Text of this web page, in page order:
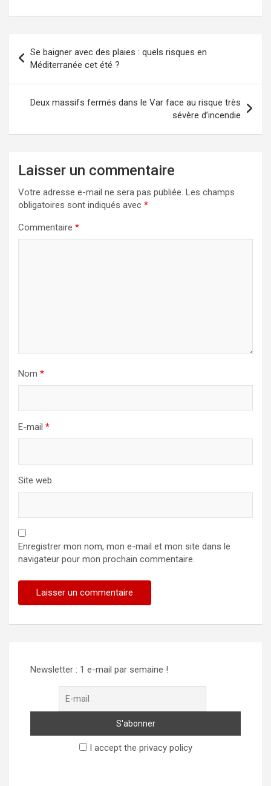
de
l’article
Se baigner avec des plaies : quels risques en
Méditerranée cet été ?
Deux massifs fermés dans le Var face au risque très
sévère d’incendie
Laisser un commentaire
Votre adresse e-mail ne sera pas publiée. Les champs
obligatoires sont indiqués avec *
Commentaire *
Nom *
E-mail *
Site web
Enregistrer mon nom, mon e-mail et mon site dans le
navigateur pour mon prochain commentaire.
Newsletter : 1 e-mail par semaine !
I accept the privacy policy